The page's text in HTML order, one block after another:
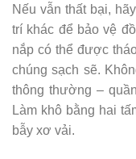
Nếu vẫn thất bại,
trí khác để bảo vệ
nắp có thể được
chúng sạch sẽ.
thông thường –
Làm khô bằng hai
bẫy xơ vải.